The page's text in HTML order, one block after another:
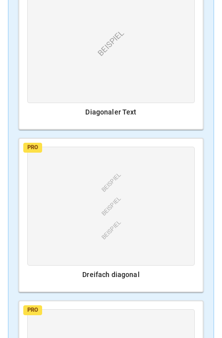
BEISPIEL
Diagonaler Text
PRO
BEISPIEL
BEISPIEL
BEISPIEL
Dreifach diagonal
PRO